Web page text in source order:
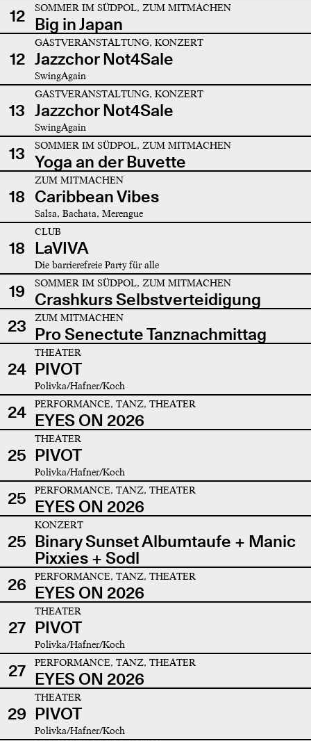
12
SOMMER IM SÜDPOL, ZUM MITMACHEN
Big in Japan
12
GASTVERANSTALTUNG, KONZERT
Jazzchor Not4Sale
SwingAgain
13
GASTVERANSTALTUNG, KONZERT
Jazzchor Not4Sale
SwingAgain
13 SOMMER IM SÜDPOL, ZUM MITMACHEN
Yoga an der Buvette
18
ZUM MITMACHEN
Caribbean Vibes
Salsa, Bachata, Merengue
18
CLUB
LaVIVA
Die barrierefreie Party für alle
19 SOMMER IM SÜDPOL, ZUM MITMACHEN
Crashkurs Selbstverteidigung
23
ZUM MITMACHEN
Pro Senectute Tanznachmittag
24
THEATER
PIVOT
Polivka/Hafner/Koch
24 PERFORMANCE, TANZ, THEATER
EYES ON 2026
25
THEATER
PIVOT
Polivka/Hafner/Koch
25 PERFORMANCE, TANZ, THEATER
EYES ON 2026
25
KONZERT
Binary Sunset Albumtaufe + Manic
Pixxies + Sodl
26
PERFORMANCE, TANZ, THEATER
EYES ON 2026
27
THEATER
PIVOT
Polivka/Hafner/Koch
27 PERFORMANCE, TANZ, THEATER
EYES ON 2026
29
THEATER
PIVOT
Polivka/Hafner/Koch